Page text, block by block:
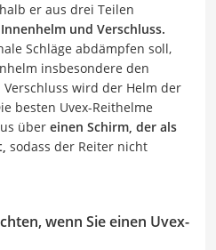
er aus drei Teilen
und Verschluss.
Schläge abdämpfen soll,
insbesondere den
wird der Helm der
besten Uvex-Reithelme
über einen Schirm, der als
sodass der Reiter nicht
wenn Sie einen Uvex-